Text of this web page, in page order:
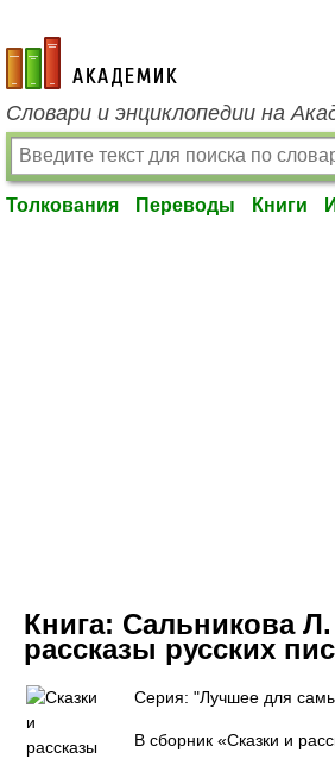
academic.ru
Словари и энциклопедии на
Толкования Переводы Книги
Книга: Сальникова Л.
рассказы русских
Серия: "Лучшее для
В сборник «Сказки и